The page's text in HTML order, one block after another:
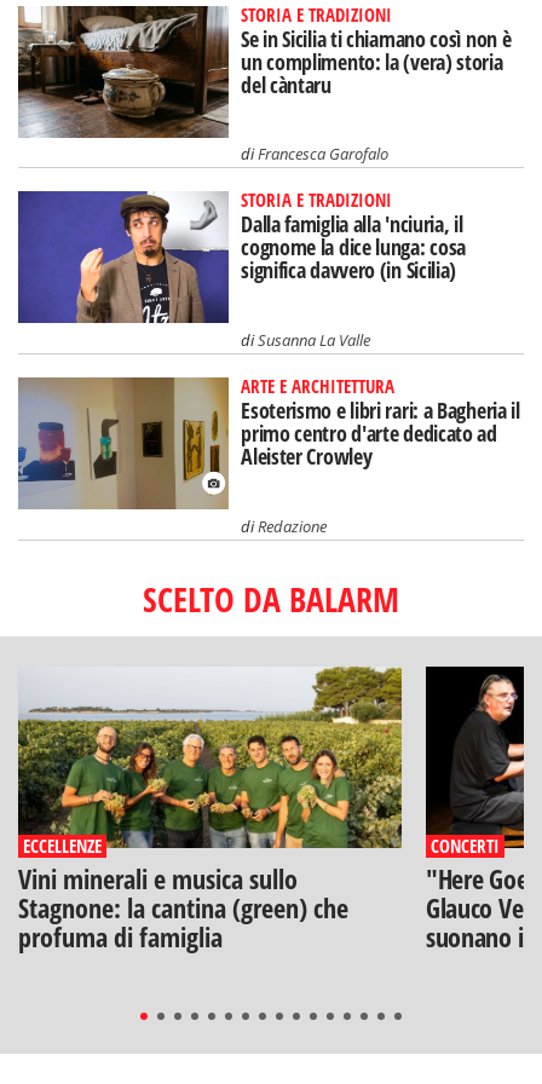
STORIA E TRADIZIONI
Se in Sicilia ti chiamano così non è
un complimento: la (vera) storia
del càntaru
diFrancesca Garofalo
STORIA E TRADIZIONI
Dalla famiglia alla 'nciuria, il
cognome la dice lunga: cosa
significa davvero (in Sicilia)
diSusanna La Valle
ARTE E ARCHITETTURA
Esoterismo e libri rari: a Bagheria il
primo centro d'arte dedicato ad
Aleister Crowley
diRedazione
SCELTO DA BALARM
ECCELLENZE
Vini minerali e musica sullo
Stagnone: la cantina (green) che
profuma di famiglia
CONCERTI
"Here
Glauco
suonano i